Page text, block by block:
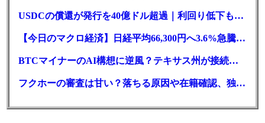
USDCの償還が発行を40億ドル超過｜利回り低下も収益は増加
【今日のマクロ経済】日経平均66,300円へ3.6%急騰もAI投資回収懸念が再燃
BTCマイナーのAI構想に逆風？テキサス州が接続審査を厳格化
フクホーの審査は甘い？落ちる原因や在籍確認、独自の方式を徹底解説